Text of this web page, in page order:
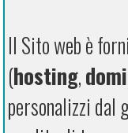
Il Sito web è
(hosting,
personalizzi dal